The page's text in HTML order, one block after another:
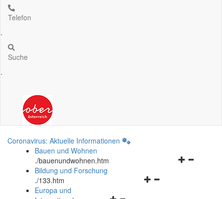
Telefon
.
Suche
.
Coronavirus: Aktuelle Informationen
Bauen und Wohnen
./bauenundwohnen.htm
Navigationsmenü
Bildung und Forschung
./133.htm
Europa und